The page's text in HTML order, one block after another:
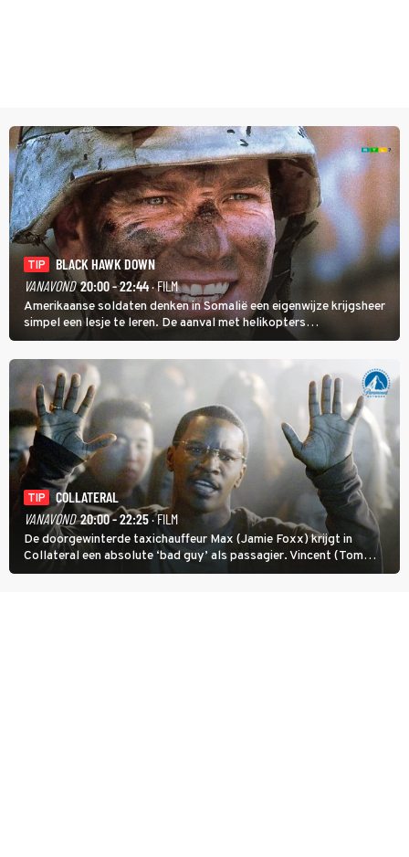
TIP
BLACK HAWK DOWN
VANAVOND 20:00 - 22:44· FILM
Amerikaanse soldaten denken in Somalië een eigenwijze krijgsheer
simpel een lesje te leren. De aanval met helikopters
verloopt in Black Hawk down dramatisch.
TIP
COLLATERAL
VANAVOND 20:00 - 22:25· FILM
De doorgewinterde taxichauffeur Max (Jamie Foxx) krijgt in
Collateral een absolute ‘bad guy’ als passagier. Vincent (Tom
Cruise) heeft hem nodig om hem de stad door te loodsen om een